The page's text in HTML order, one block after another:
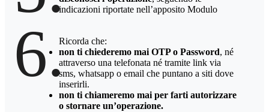
indicazioni riportate nell’apposito Modulo
6.Ricorda che:
non ti chiederemo mai OTP o Password, né
attraverso una telefonata né tramite link via
sms, whatsapp o email che puntano a siti dove
inserirli.
non ti chiameremo mai per farti autorizzare
o stornare un’operazione.